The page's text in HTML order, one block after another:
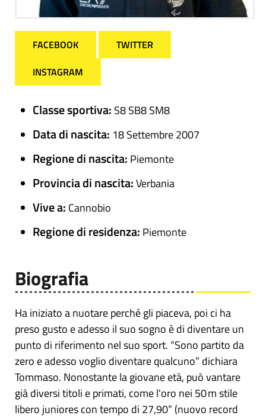
FACEBOOK
TWITTER
INSTAGRAM
Classe sportiva: S8 SB8 SM8
Data di nascita: 18 Settembre 2007
Regione di nascita: Piemonte
Provincia di nascita:Verbania
Vive a: Cannobio
Regione di residenza: Piemonte
Biografia
Ha iniziato a nuotare perché gli piaceva, poi ci ha
preso gusto e adesso il suo sogno è di diventare un
punto di riferimento nel suo sport. “Sono partito da
zero e adesso voglio diventare qualcuno” dichiara
Tommaso. Nonostante la giovane età, può vantare
già diversi titoli e primati, come l'oro nei 50 m stile
libero juniores con tempo di 27,90” (nuovo record